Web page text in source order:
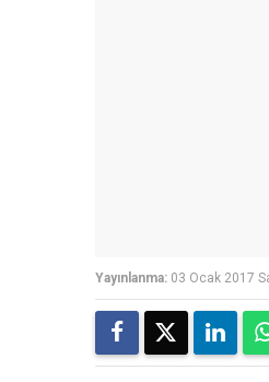
Yayınlanma: 03 Ocak 2017